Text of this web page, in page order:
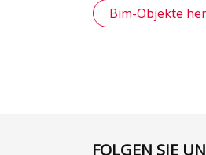
Bim-Objekte
FOLGEN SIE